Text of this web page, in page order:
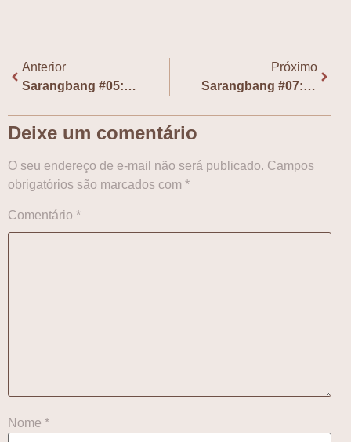
Anterior
Sarangbang #05: Traduções em cena, com Laura Torelli e Núbia Tropéia
Próximo
Sarangbang #07: “Aos Prantos no Mercado” (pt.1), com Ing Lee
Deixe um comentário
O seu endereço de e-mail não será publicado. Campos
obrigatórios são marcados com *
Comentário *
Nome *